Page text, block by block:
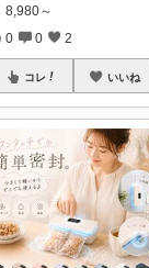
8,980～
0 0 2
コレ いいね